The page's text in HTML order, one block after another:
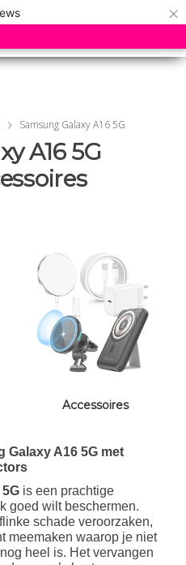
×
Samsung Galaxy A16 5G
A16 5G
Accessoires
Galaxy A16 5G met
is een prachtige
goed wilt beschermen.
schade veroorzaken,
meemaken waarop je niet
heel is. Het vervangen